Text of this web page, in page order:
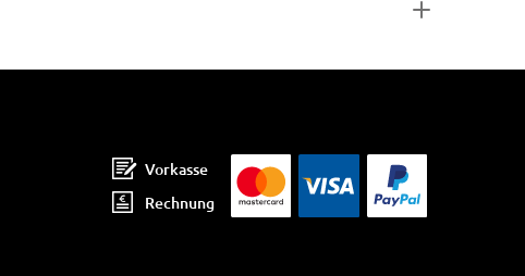
Vorkasse
Rechnung